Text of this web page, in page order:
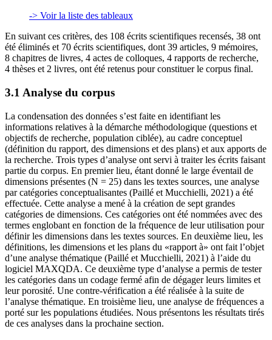
-> Voir la liste des tableaux
En suivant ces critères, des 108 écrits scientifiques recensés, 38 ont
été éliminés et 70 écrits scientifiques, dont 39 articles, 9 mémoires,
8 chapitres de livres, 4 actes de colloques, 4 rapports de recherche,
4 thèses et 2 livres, ont été retenus pour constituer le corpus final.
3.1 Analyse du corpus
La condensation des données s’est faite en identifiant les
informations relatives à la démarche méthodologique (questions et
objectifs de recherche, population ciblée), au cadre conceptuel
(définition du rapport, des dimensions et des plans) et aux apports de
la recherche. Trois types d’analyse ont servi à traiter les écrits faisant
partie du corpus. En premier lieu, étant donné le large éventail de
dimensions présentes (N = 25) dans les textes sources, une analyse
par catégories conceptualisantes (Paillé et Mucchielli, 2021) a été
effectuée. Cette analyse a mené à la création de sept grandes
catégories de dimensions. Ces catégories ont été nommées avec des
termes englobant en fonction de la fréquence de leur utilisation pour
définir les dimensions dans les textes sources. En deuxième lieu, les
définitions, les dimensions et les plans du «rapport à» ont fait l’objet
d’une analyse thématique (Paillé et Mucchielli, 2021) à l’aide du
logiciel MAXQDA. Ce deuxième type d’analyse a permis de tester
les catégories dans un codage fermé afin de dégager leurs limites et
leur porosité. Une contre-vérification a été réalisée à la suite de
l’analyse thématique. En troisième lieu, une analyse de fréquences a
porté sur les populations étudiées. Nous présentons les résultats tirés
de ces analyses dans la prochaine section.